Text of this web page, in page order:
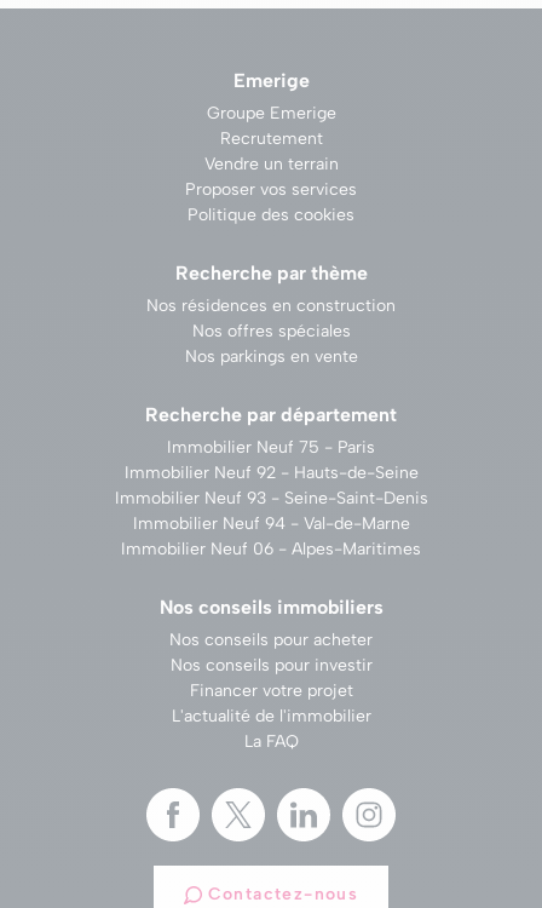
Emerige
Groupe Emerige
Recrutement
Vendre un terrain
Proposer vos services
Politique des cookies
Recherche par thème
Nos résidences en construction
Nos offres spéciales
Nos parkings en vente
Recherche par département
Immobilier Neuf 75 - Paris
Immobilier Neuf 92 - Hauts-de-Seine
Immobilier Neuf 93 - Seine-Saint-Denis
Immobilier Neuf 94 - Val-de-Marne
Immobilier Neuf 06 - Alpes-Maritimes
Nos conseils immobiliers
Nos conseils pour acheter
Nos conseils pour investir
Financer votre projet
L'actualité de l'immobilier
La FAQ
Contactez-nous